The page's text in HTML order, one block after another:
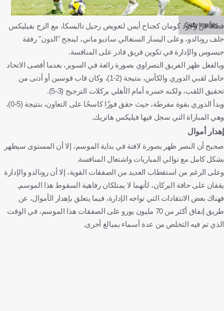
Getty Images
فضلاً عن وجود كومان كجناح أيمن لتعويض رحيل تاليسكا، مع الزج بفيليكس
خلف رونالدو، وعلى اليسار السنغالي ساديو ماني، لينجح "الدون" رفقة
جيسوس والإدارة في تكوين فريق قادر على المنافسة.
وبالفعل ظهر الفريق النصراوي بصورة رائعة في السوبر، بعدما أقصى الاتحاد
حامل لقبي الدوري والكأس، بنتيجة (2-1)، وكان قاب قوسين أو أدنى من
تحقيق اللقب، ولكنه خسره أمام الأهلي بركلات الترجيح (3-5).
وبدأ الدوري بقوة مفرطة، حيث حقق فوزًا كاسحًا على التعاون، بنتيجة (5-0)،
وهي المباراة التي سجل فيها فيليكس هاتريك.
إهدار أموال
صحيح أن النصر ظهر بصورة لافتة في بداية الموسم، إلا أن المستوى سيظهر
بشكل كامل مع توالي المباريات واشتعال المنافسة.
وعلى الرغم من استقطاب العديد من الصفقات القوية، إلا أن رونالدو والإدارة
يقفان على حافة البركان، لأنهما لا يمتلكان رفاهية السقوط هذا الموسم.
فهناك بعض الانتقادات التي تواجه الإدارة، فيما يتعلق بإهدار الأموال، عن
طريق إنفاق أكثر من 70 مليون يورو على الصفقات هذا الموسم، في الوقت
الذي تم فيه التخلص من عدة أسماء بمبالغ أخرى.